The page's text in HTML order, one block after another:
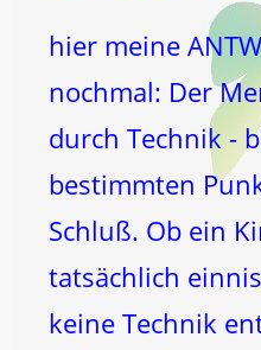
hier meine
nochmal: Der
durch Technik -
bestimmten
Schluß. Ob ein
tatsächlich
keine Technik